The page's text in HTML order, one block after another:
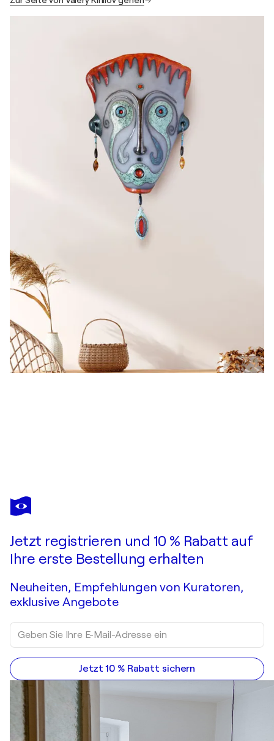
VALERY KIRILLOV
The Solar Bull
Jetzt registrieren und 10 % Rabatt auf
Ihre erste Bestellung erhalten
Neuheiten, Empfehlungen von Kuratoren,
exklusive Angebote
Jetzt 10 % Rabatt sichern